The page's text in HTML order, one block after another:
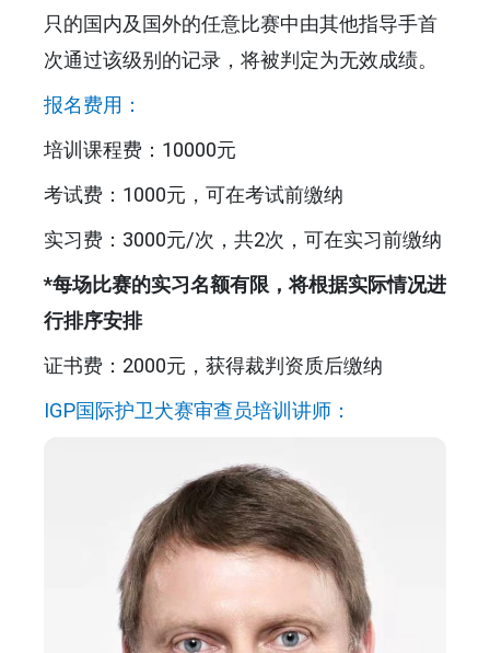
只的国内及国外的任意比赛中由其他指导手首
次通过该级别的记录，将被判定为无效成绩。
报名费用：
培训课程费：10000元
考试费：1000元，可在考试前缴纳
实习费：3000元/次，共2次，可在实习前缴纳
*每场比赛的实习名额有限，将根据实际情况进
行排序安排
证书费：2000元，获得裁判资质后缴纳
IGP国际护卫犬赛审查员培训讲师：